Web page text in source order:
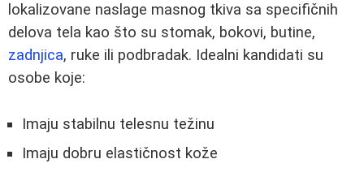
lokalizovane naslage masnog tkiva sa specifičnih
delova tela kao što su stomak, bokovi, butine,
zadnjica, ruke ili podbradak. Idealni kandidati su
osobe koje:
Imaju stabilnu telesnu težinu
Imaju dobru elastičnost kože